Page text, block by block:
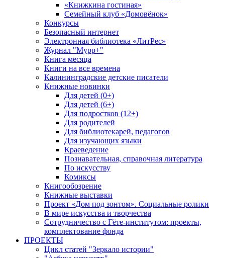
«Книжкина гостиная»
Семейный клуб «Домовёнок»
Конкурсы
Безопасный интернет
Электронная библиотека «ЛитРес»
Журнал "Мурр+"
Книга месяца
Книги на все времена
Калининградские детские писатели
Книжные новинки
Для детей (0+)
Для детей (6+)
Для подростков (12+)
Для родителей
Для библиотекарей, педагогов
Для изучающих языки
Краеведение
Познавательная, справочная литература
По искусству
Комиксы
Книгообозрение
Книжные выставки
Проект «Дом под зонтом». Социальные ролики
В мире искусства и творчества
Сотрудничество с Гёте-институтом: проекты,
комплектование фонда
ПРОЕКТЫ
Цикл статей "Зеркало истории"